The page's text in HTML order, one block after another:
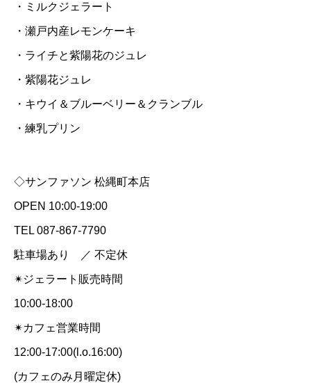
・ミルクジェラート
・瀬戸内産レモンケーキ
・ライチと紫陽花のジュレ
・紫陽花ジュレ
・キウイ＆ブルーベリー＆クランブル
・練乳プリン
◇サンファソン 松縄町本店
OPEN 10:00-19:00
TEL 087-867-7790
駐車場あり ／ 不定休
✴ジェラート販売時間
10:00-18:00
✴カフェ営業時間
12:00-17:00(l.o.16:00)
(カフェのみ月曜定休)